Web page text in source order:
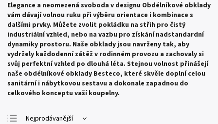
Elegance a neomezená svoboda v designu Obdélníkové obklady
vám dávají volnou ruku při výběru orientace i kombinace s
dalšími prvky. Můžete zvolit pokládku na střih pro čistý
industriální vzhled, nebo na vazbu pro získání nadstandardní
dynamiky prostoru. Naše obklady jsou navrženy tak, aby
vydržely každodenní zátěž v rodinném provozu a zachovaly si
svůj perfektní vzhled po dlouhá léta. Stejnou volnost přinášejí
naše obdélníkové obklady Besteco, které skvěle doplní celou
sanitární i nábytkovou sestavu a dokonale zapadnou do
celkového konceptu vaší koupelny.
Nejprodávanější